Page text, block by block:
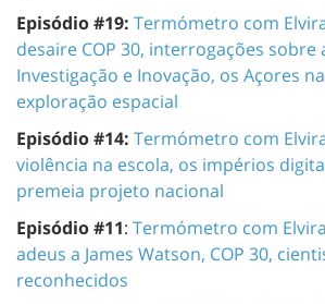
Episódio #19: Termómetro com
desaire COP 30, interrogações sobre
Investigação e Inovação, os Açores
exploração espacial
Episódio #14: Termómetro com
violência na escola, os impérios
premeia projeto nacional
Episódio #11: Termómetro com
adeus a James Watson, COP 30,
reconhecidos